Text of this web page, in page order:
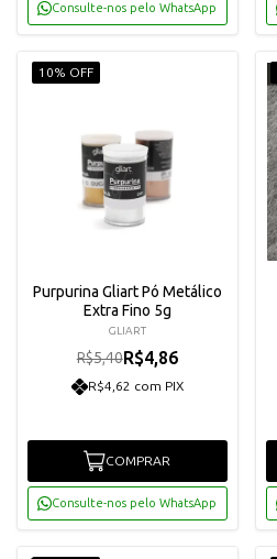
Consulte-nos pelo WhatsApp
10% OFF
Purpurina Gliart Pó Metálico
Extra Fino 5g
GLIART
R$5,40R$4,86
R$4,62 com PIX
COMPRAR
Consulte-nos pelo WhatsApp